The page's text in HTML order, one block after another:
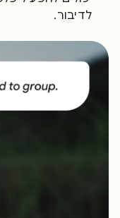
לדיבור.